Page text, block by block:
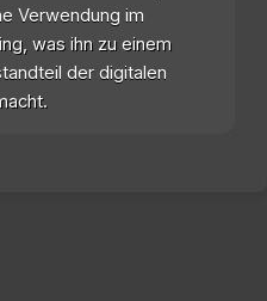
Verwendung im
was ihn zu einem
der digitalen